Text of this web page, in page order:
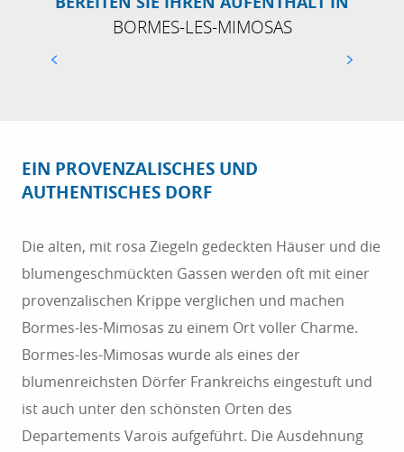
BORMES-LES-MIMOSAS
LES-MIMOSAS
EIN PROVENZALISCHES UND
AUTHENTISCHES DORF
Die alten, mit rosa Ziegeln gedeckten Häuser und die
blumengeschmückten Gassen werden oft mit einer
provenzalischen Krippe verglichen und machen
Bormes-les-Mimosas zu einem Ort voller Charme.
Bormes-les-Mimosas wurde als eines der
blumenreichsten Dörfer Frankreichs eingestuft und
ist auch unter den schönsten Orten des
Departements Varois aufgeführt. Die Ausdehnung